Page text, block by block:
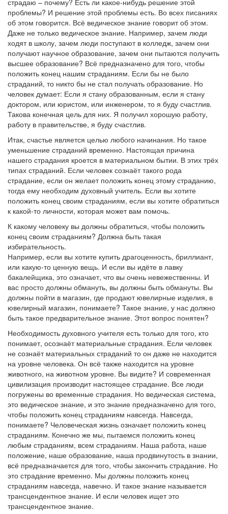
страдаю – почему? Есть ли какое-нибудь решение этой
проблемы? И решение этой проблемы есть. Во всех писаниях
об этом говорится. Всё ведическое знание говорит об этом.
Даже не только ведическое знание. Например, зачем люди
ходят в школу, зачем люди поступают в колледж, зачем они
получают научное образование, зачем они пытаются получить
высшее образование? Всё предназначено для того, чтобы
положить конец нашим страданиям. Если бы не было
страданий, то никто бы не стал получать образование. Но
человек думает: Если я стану образованным, если я стану
доктором, или юристом, или инженером, то я буду счастлив.
Такова конечная цель для них. Я получил хорошую работу,
работу в правительстве, я буду счастлив.
Итак, счастье является целью любого начинания. Но такое
уменьшение страданий временно. Настоящая причина
нашего страдания кроется в материальном бытии. В этих трёх
типах страданий. Если человек сознаёт такого рода
страдание, если он желает положить конец этому страданию,
тогда ему необходим духовный учитель. Если вы хотите
положить конец своим страданиям, если вы хотите обратиться
к какой-то личности, которая может вам помочь.
К какому человеку вы должны обратиться, чтобы положить
конец своим страданиям? Должна быть такая
избирательность.
Например, если вы хотите купить драгоценность, бриллиант,
или какую-то ценную вещь. И если вы идёте в лавку
бакалейщика, это означает, что вы очень невежественны. И
вас просто должны обмануть, вы должны быть обмануты. Вы
должны пойти в магазин, где продают ювелирные изделия, в
ювелирный магазин, понимаете? Такое знание, у нас должно
быть такое предварительное знание. Этот вопрос понятен?
Необходимость духовного учителя есть только для того, кто
понимает, осознаёт материальные страдания. Если человек
не сознаёт материальных страданий то он даже не находится
на уровне человека. Он всё также находится на уровне
животного, на животном уровне. Вы видите? И современная
цивилизация производит настоящее страдание. Все люди
погружены во временные страдания. Но ведическая система,
это ведическое знание, и это знание предназначено для того,
чтобы положить конец страданиям навсегда. Навсегда,
понимаете? Человеческая жизнь означает положить конец
страданиям. Конечно же мы, пытаемся положить конец
любым страданиям, всем страданиям. Наша работа, наше
положение, наше образование, наша продвинутость в знании,
всё предназначается для того, чтобы закончить страдание. Но
это страдание временно. Мы должны положить конец
страданиям навсегда, навечно. И такое знание называется
трансцендентное знание. И если человек ищет это
трансцендентное знание.